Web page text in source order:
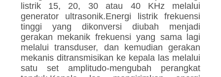
SITEMAP
KEBIJAKAN
PRIVASI
listrik 15, 20, 30 atau 40 KHz melalui
generator ultrasonik.Energi listrik frekuensi
tinggi yang dikonversi diubah menjadi
gerakan mekanik frekuensi yang sama lagi
melalui transduser, dan kemudian gerakan
mekanis ditransmisikan ke kepala las melalui
satu set amplitudo-mengubah perangkat